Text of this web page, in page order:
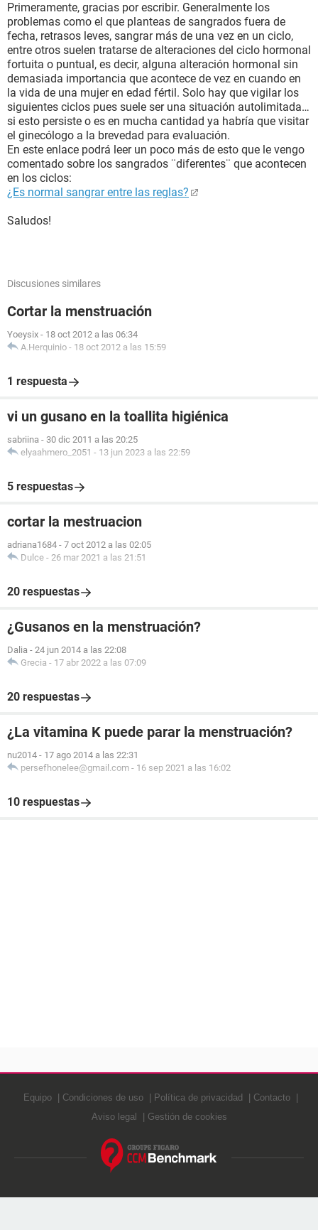
Primeramente, gracias por escribir. Generalmente los
problemas como el que planteas de sangrados fuera de
fecha, retrasos leves, sangrar más de una vez en un ciclo,
entre otros suelen tratarse de alteraciones del ciclo hormonal
fortuita o puntual, es decir, alguna alteración hormonal sin
demasiada importancia que acontece de vez en cuando en
la vida de una mujer en edad fértil. Solo hay que vigilar los
siguientes ciclos pues suele ser una situación autolimitada…
si esto persiste o es en mucha cantidad ya habría que visitar
el ginecólogo a la brevedad para evaluación.
En este enlace podrá leer un poco más de esto que le vengo
comentado sobre los sangrados ¨diferentes¨ que acontecen
en los ciclos:
¿Es normal sangrar entre las reglas?
Saludos!
Discusiones similares
Cortar la menstruación
Yoeysix - 18 oct 2012 a las 06:34
A.Herquinio - 18 oct 2012 a las 15:59
1 respuesta
vi un gusano en la toallita higiénica
sabriina - 30 dic 2011 a las 20:25
elyaahmero_2051 - 13 jun 2023 a las 22:59
5 respuestas
cortar la mestruacion
adriana1684 - 7 oct 2012 a las 02:05
Dulce - 26 mar 2021 a las 21:51
20 respuestas
¿Gusanos en la menstruación?
Dalia - 24 jun 2014 a las 22:08
Grecia - 17 abr 2022 a las 07:09
20 respuestas
¿La vitamina K puede parar la menstruación?
nu2014 - 17 ago 2014 a las 22:31
persefhonelee@gmail.com - 16 sep 2021 a las 16:02
10 respuestas
Equipo Condiciones de uso Política de privacidad
Contacto
Aviso legal
Gestión de cookies